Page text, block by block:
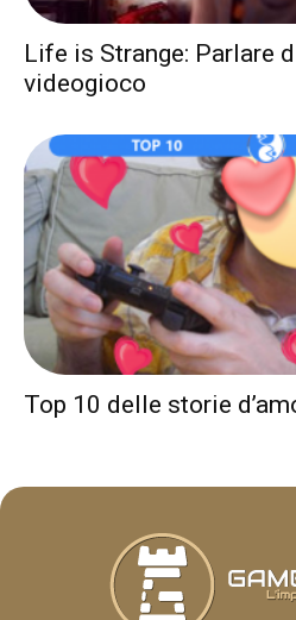
Life is Strange: Parlare
videogioco
Top 10 delle storie